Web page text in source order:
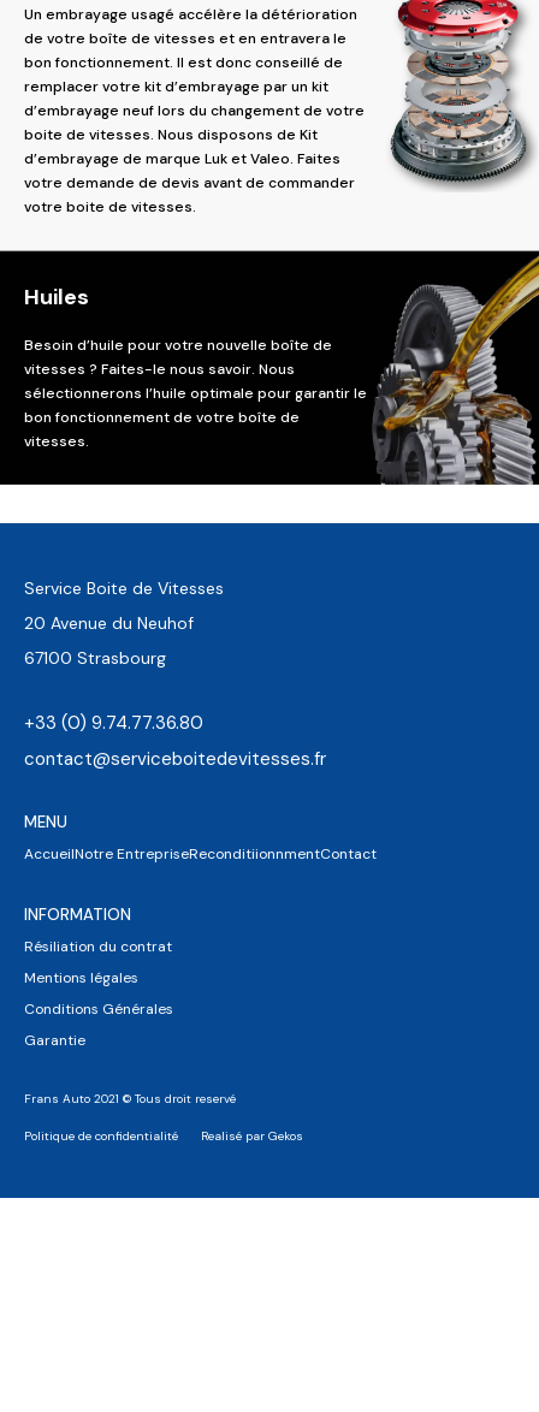
Un embrayage usagé accélère la détérioration
de votre boîte de vitesses et en entravera le
bon fonctionnement. Il est donc conseillé de
remplacer votre kit d’embrayage par un kit
d’embrayage neuf lors du changement de votre
boite de vitesses. Nous disposons de Kit
d’embrayage de marque Luk et Valeo. Faites
votre demande de devis avant de commander
votre boite de vitesses.
Huiles
Besoin d’huile pour votre nouvelle boîte de
vitesses ? Faites-le nous savoir. Nous
sélectionnerons l’huile optimale pour garantir le
bon fonctionnement de votre boîte de
vitesses.
Service Boite de Vitesses
20 Avenue du Neuhof
67100 Strasbourg
+33 (0) 9.74.77.36.80
contact@serviceboitedevitesses.fr
MENU
AccueilNotre EntrepriseReconditiionnmentContact
INFORMATION
Résiliation du contrat
Mentions légales
Conditions Générales
Garantie
Frans Auto 2021 © Tous droit reservé
Politique de confidentialité Realisé par Gekos